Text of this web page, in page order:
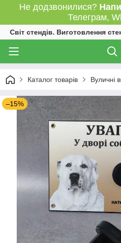
Не додзвонилися?
Телеграм,
Світ стендів. Виготовлення
Каталог товарів Вуличні
–15%